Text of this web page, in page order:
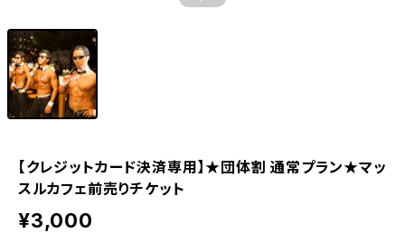
【クレジットカード決済専用】★団体割 通常プラン★マッ
スルカフェ前売りチケット
¥3,000